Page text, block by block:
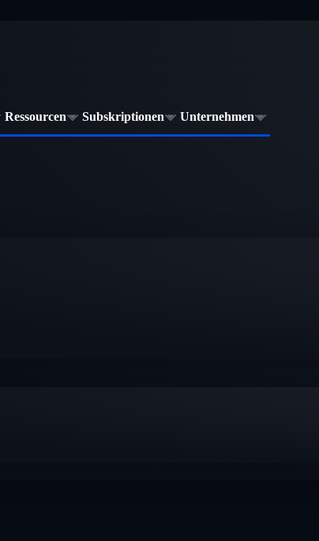
Ressourcen Subskriptionen Unternehmen